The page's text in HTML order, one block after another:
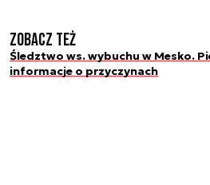
Zobacz też
Śledztwo ws. wybuchu w Mesko.
informacje o przyczynach